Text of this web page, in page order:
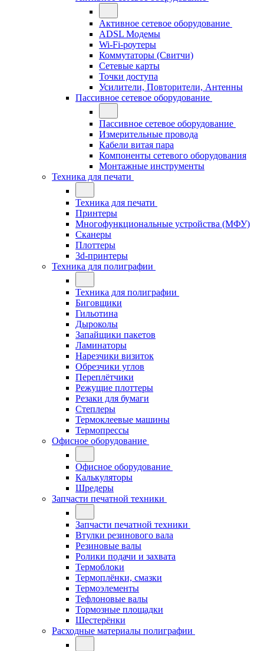
Активное сетевое оборудование
ADSL Модемы
Wi-Fi-роутеры
Коммутаторы (Свитчи)
Сетевые карты
Точки доступа
Усилители, Повторители, Антенны
Пассивное сетевое оборудование
Пассивное сетевое оборудование
Измерительные провода
Кабели витая пара
Компоненты сетевого оборудования
Монтажные инструменты
Техника для печати
Техника для печати
Принтеры
Многофункциональные устройства (МФУ)
Сканеры
Плоттеры
3d-принтеры
Техника для полиграфии
Техника для полиграфии
Биговщики
Гильотина
Дыроколы
Запайщики пакетов
Ламинаторы
Нарезчики визиток
Обрезчики углов
Переплётчики
Режущие плоттеры
Резаки для бумаги
Степлеры
Термоклеевые машины
Термопрессы
Офисное оборудование
Офисное оборудование
Калькуляторы
Шредеры
Запчасти печатной техники
Запчасти печатной техники
Втулки резинового вала
Резиновые валы
Ролики подачи и захвата
Термоблоки
Термоплёнки, смазки
Термоэлементы
Тефлоновые валы
Тормозные площадки
Шестерёнки
Расходные материалы полиграфии